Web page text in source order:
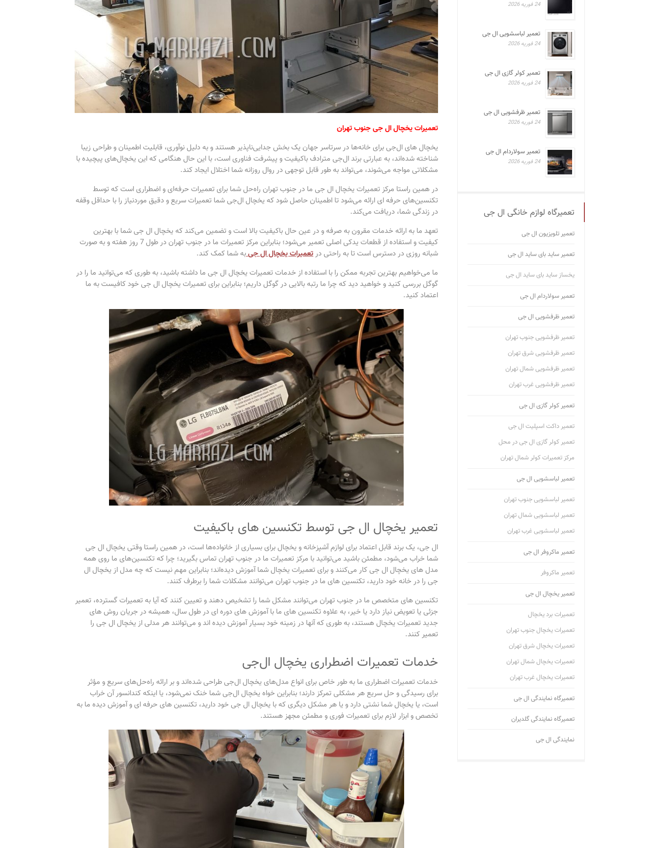
تعمیرات یخچال ال جی جنوب تهران
یخچال های ال‌جی برای خانه‌ها در سرتاسر جهان یک بخش جدایی‌ناپذیر هستند و به دلیل نوآوری، قابلیت اطمینان و طراحی زیبا
شناخته شده‌اند، به عبارتی برند ال‌جی مترادف باکیفیت و پیشرفت فناوری است، با این حال هنگامی که این یخچال‌های پیچیده با
مشکلاتی مواجه می‌شوند، می‌تواند به طور قابل توجهی در روال روزانه شما اختلال ایجاد کند.
در همین راستا مرکز تعمیرات یخچال ال جی ما در جنوب تهران راه‌حل شما برای تعمیرات حرفه‌ای و اضطراری است که توسط
تکنسین‌های حرفه ای ارائه می‌شود تا اطمینان حاصل شود که یخچال ال‌جی شما تعمیرات سریع و دقیق موردنیاز را با حداقل وقفه
در زندگی شما، دریافت می‌کند.
تعهد ما به ارائه خدمات مقرون به صرفه و در عین حال باکیفیت بالا است و تضمین می‌کند که یخچال ال جی شما با بهترین
کیفیت و استفاده از قطعات یدکی اصلی تعمیر می‌شود؛ بنابراین مرکز تعمیرات ما در جنوب تهران در طول 7 روز هفته و به صورت
شبانه روزی در دسترس است تا به راحتی درتعمیرات یخچال ال جیبه شما کمک کند.
ما می‌خواهیم بهترین تجربه ممکن را با استفاده از خدمات تعمیرات یخچال ال جی ما داشته باشید، به طوری که می‌توانید ما را در
گوگل بررسی کنید و خواهید دید که چرا ما رتبه بالایی در گوگل داریم؛ بنابراین برای تعمیرات یخچال ال جی خود کافیست به ما
اعتماد کنید.
تعمیر یخچال ال جی توسط تکنسین های باکیفیت
ال جی، یک برند قابل اعتماد برای لوازم آشپزخانه و یخچال برای بسیاری از خانواده‌ها است، در همین راستا وقتی یخچال ال جی
شما خراب می‌شود، مطمئن باشید می‌توانید با مرکز تعمیرات ما در جنوب تهران تماس بگیرید؛ چرا که تکنسین‌های ما روی همه
مدل های یخچال ال جی کار می‌کنند و برای تعمیرات یخچال شما آموزش دیده‌اند؛ بنابراین مهم نیست که چه مدل از یخچال ال
جی را در خانه خود دارید، تکنسین های ما در جنوب تهران می‌توانند مشکلات شما را برطرف کنند.
تکنسین های متخصص ما در جنوب تهران می‌توانند مشکل شما را تشخیص دهند و تعیین کنند که آیا به تعمیرات گسترده، تعمیر
جزئی یا تعویض نیاز دارد یا خیر، به علاوه تکنسین های ما با آموزش های دوره ای در طول سال، همیشه در جریان روش های
جدید تعمیرات یخچال هستند، به طوری که آنها در زمینه خود بسیار آموزش دیده اند و می‌توانند هر مدلی از یخچال ال جی را
تعمیر کنند.
خدمات تعمیرات اضطراری یخچال ال‌جی
خدمات تعمیرات اضطراری ما به طور خاص برای انواع مدل‌های یخچال ال‌جی طراحی شده‌اند و بر ارائه راه‌حل‌های سریع و مؤثر
برای رسیدگی و حل سریع هر مشکلی تمرکز دارند؛ بنابراین خواه یخچال ال‌جی شما خنک نمی‌شود، یا اینکه کندانسور آن خراب
است، یا یخچال شما نشتی دارد و یا هر مشکل دیگری که با یخچال ال جی خود دارید، تکنسین های حرفه ای و آموزش دیده ما به
تخصص و ابزار لازم برای تعمیرات فوری و مطمئن مجهز هستند.
24 فوریه 2026
تعمیر لباسشویی ال جی
24 فوریه 2026
تعمیر کولر گازی ال جی
24 فوریه 2026
تعمیر ظرفشویی ال جی
24 فوریه 2026
تعمیر سولاردام ال جی
24 فوریه 2026
تعمیرگاه لوازم خانگی ال جی
تعمیر تلویزیون ال جی
تعمیر ساید بای ساید ال جی
یخساز ساید بای ساید ال جی
تعمیر سولاردام ال جی
تعمیر ظرفشویی ال جی
تعمیر ظرفشویی جنوب تهران
تعمیر ظرفشویی شرق تهران
تعمیر ظرفشویی شمال تهران
تعمیر ظرفشویی غرب تهران
تعمیر کولر گازی ال جی
تعمیر داکت اسپلیت ال جی
تعمیر کولر گازی ال جی در محل
مرکز تعمیرات کولر شمال تهران
تعمیر لباسشویی ال جی
تعمیر لباسشویی جنوب تهران
تعمیر لباسشویی شمال تهران
تعمیر لباسشویی غرب تهران
تعمیر ماکروفر ال جی
تعمیر ماکروفر
تعمیر یخچال ال جی
تعمیرات برد یخچال
تعمیرات یخچال جنوب تهران
تعمیرات یخچال شرق تهران
تعمیرات یخچال شمال تهران
تعمیرات یخچال غرب تهران
تعمیرگاه نمایندگی ال جی
تعمیرگاه نمایندگی گلدیران
نمایندگی ال جی